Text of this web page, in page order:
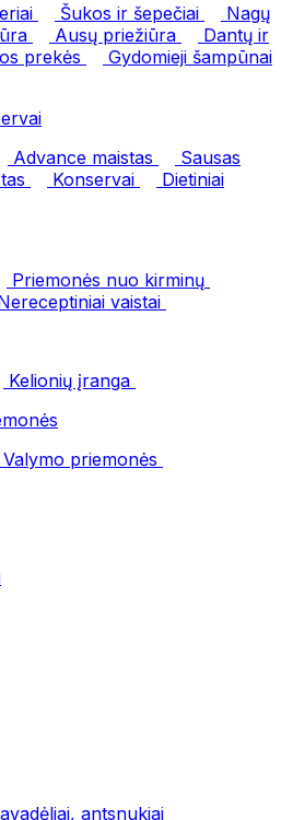
Šukos ir šepečiai
Nagų
Ausų priežiūra
Dantų ir
prekės
Gydomieji šampūnai
Advance maistas
Sausas
Konservai
Dietiniai
Priemonės nuo kirminų
vaistai
Kelionių įranga
Valymo priemonės
antsnukiai